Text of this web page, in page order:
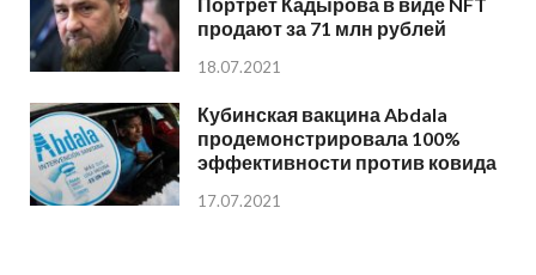
продают за 71 млн рублей
18.07.2021
Кубинская вакцина Abdala
продемонстрировала 100%
эффективности против ковида
17.07.2021